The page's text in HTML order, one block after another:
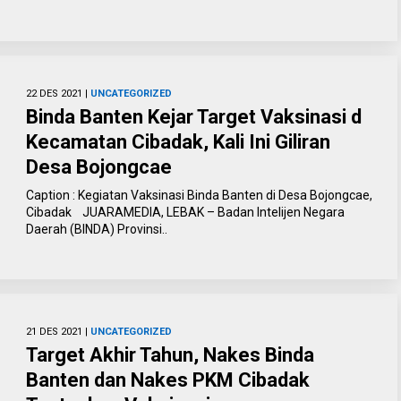
22 DES 2021 | UNCATEGORIZED
Binda Banten Kejar Target Vaksinasi d
Kecamatan Cibadak, Kali Ini Giliran
Desa Bojongcae
Caption : Kegiatan Vaksinasi Binda Banten di Desa Bojongcae,
Cibadak JUARAMEDIA, LEBAK – Badan Intelijen Negara
Daerah (BINDA) Provinsi..
21 DES 2021 | UNCATEGORIZED
Target Akhir Tahun, Nakes Binda
Banten dan Nakes PKM Cibadak